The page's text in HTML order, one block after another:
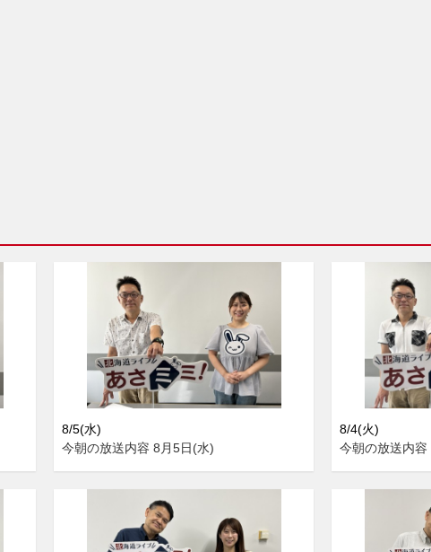
8/5(水)
今朝の放送内容 8月5日(水)
8/4(火)
今朝の放送内